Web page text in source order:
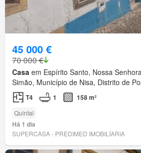
45 000 €
70 000 €
Casa em Espírito Santo, Nossa
Simão, Município de Nisa, Distrito de
T4 1 158 m²
Quintal
Há 1 dia
SUPERCASA - PREDIMED IMOBILÍARIA